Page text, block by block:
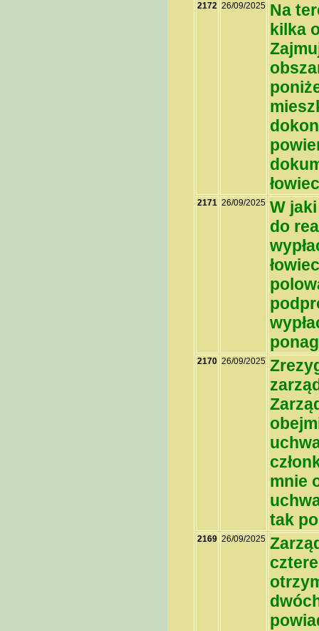
2172 26/09/2025 Na
kilka
2171 26/09/2025 W
do
2170 26/09/2025
mnie
tak
2169 26/09/2025